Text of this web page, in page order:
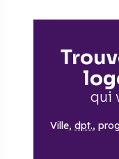
qui
Ville, dpt.,